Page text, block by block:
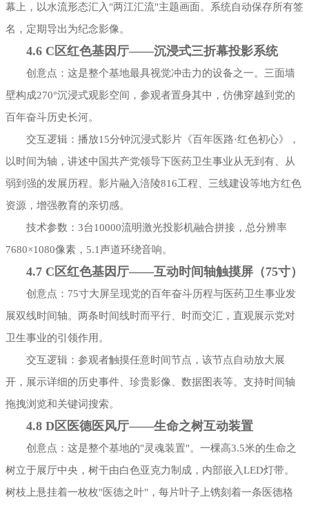
幕上，以水流形态汇入"两江汇流"主题画面。系统自动保存所有签
名，定期导出为纪念影像。
4.6 C区红色基因厅——沉浸式三折幕投影系统
创意点：这是整个基地最具视觉冲击力的设备之一。三面墙
壁构成270°沉浸式观影空间，参观者置身其中，仿佛穿越到党的
百年奋斗历史长河。
交互逻辑：播放15分钟沉浸式影片《百年医路·红色初心》，
以时间为轴，讲述中国共产党领导下医药卫生事业从无到有、从
弱到强的发展历程。影片融入涪陵816工程、三线建设等地方红色
资源，增强教育的亲切感。
技术参数：3台10000流明激光投影机融合拼接，总分辨率
7680×1080像素，5.1声道环绕音响。
4.7 C区红色基因厅——互动时间轴触摸屏（75寸）
创意点：75寸大屏呈现党的百年奋斗历程与医药卫生事业发
展双线时间轴。两条时间线时而平行、时而交汇，直观展示党对
卫生事业的引领作用。
交互逻辑：参观者触摸任意时间节点，该节点自动放大展
开，展示详细的历史事件、珍贵影像、数据图表等。支持时间轴
拖拽浏览和关键词搜索。
4.8 D区医德医风厅——生命之树互动装置
创意点：这是整个基地的"灵魂装置"。一棵高3.5米的生命之
树立于展厅中央，树干由白色亚克力制成，内部嵌入LED灯带。
树枝上悬挂着一枚枚"医德之叶"，每片叶子上镌刻着一条医德格